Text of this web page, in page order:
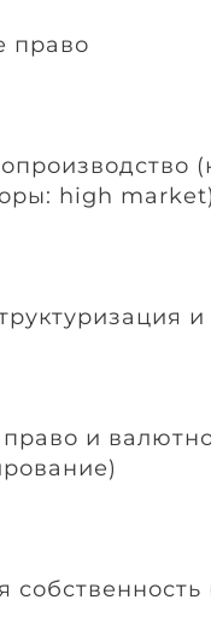
право
high market)
и